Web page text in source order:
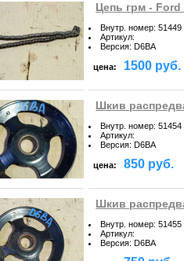
Цепь грм - Ford
Внутр. номер: 51449
Артикул:
Версия: D6BA
цена: 1500 руб.
Шкив
Внутр. номер: 51454
Артикул:
Версия: D6BA
цена: 850 руб.
Шкив
Внутр. номер: 51455
Артикул:
Версия: D6BA